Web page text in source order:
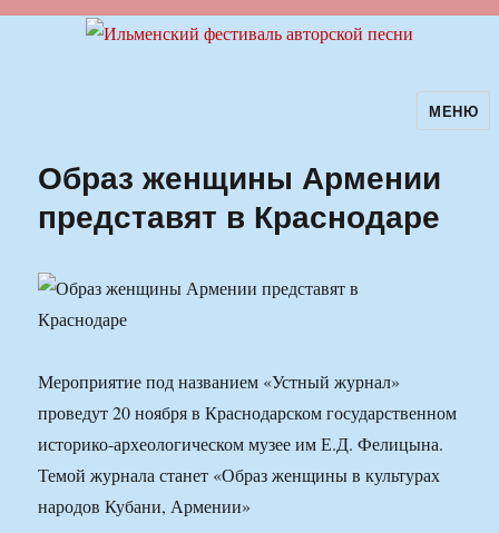
Ильменский фестиваль авторской
песни
МЕНЮ
Образ женщины Армении
представят в Краснодаре
Мероприятие под названием «Устный журнал»
проведут 20 ноября в Краснодарском государственном
историко-археологическом музее им Е.Д. Фелицына.
Темой журнала станет «Образ женщины в культурах
народов Кубани, Армении»